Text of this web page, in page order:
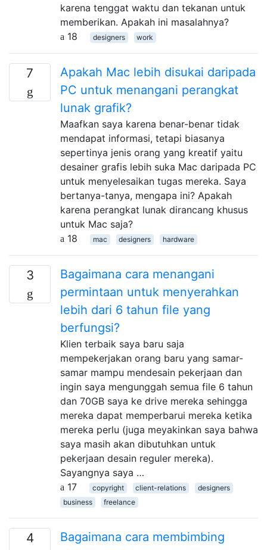
karena tenggat waktu dan tekanan untuk
memberikan. Apakah ini masalahnya?
18
designers work
7
Apakah Mac lebih disukai daripada
PC untuk menangani perangkat
lunak grafik?
Maafkan saya karena benar-benar tidak
mendapat informasi, tetapi biasanya
sepertinya jenis orang yang kreatif yaitu
desainer grafis lebih suka Mac daripada PC
untuk menyelesaikan tugas mereka. Saya
bertanya-tanya, mengapa ini? Apakah
karena perangkat lunak dirancang khusus
untuk Mac saja?
18
mac designers hardware
3
Bagaimana cara menangani
permintaan untuk menyerahkan
lebih dari 6 tahun file yang
berfungsi?
Klien terbaik saya baru saja
mempekerjakan orang baru yang samar-
samar mampu mendesain pekerjaan dan
ingin saya mengunggah semua file 6 tahun
dan 70GB saya ke drive mereka sehingga
mereka dapat memperbarui mereka ketika
mereka perlu (juga meyakinkan saya bahwa
saya masih akan dibutuhkan untuk
pekerjaan desain reguler mereka).
Sayangnya saya …
17
copyright client-relations
designers
business
freelance
4
Bagaimana cara membimbing